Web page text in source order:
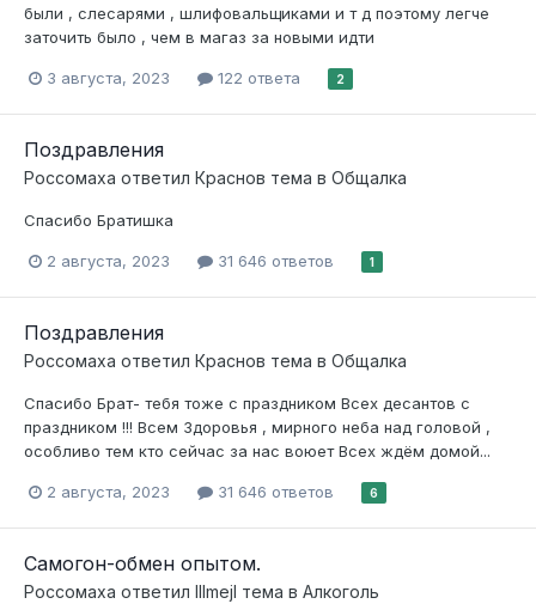
были , слесарями , шлифовальщиками и т д поэтому легче
заточить было , чем в магаз за новыми идти
3 августа, 2023 122 ответа 2
Поздравления
Россомаха ответил Краснов тема в Общалка
Спасибо Братишка
2 августа, 2023 31 646 ответов 1
Поздравления
Россомаха ответил Краснов тема в Общалка
Спасибо Брат- тебя тоже с праздником Всех десантов с
праздником !!! Всем Здоровья , мирного неба над головой ,
особливо тем кто сейчас за нас воюет Всех ждём домой...
2 августа, 2023 31 646 ответов 6
Самогон-обмен опытом.
Россомаха ответил lllmejl тема в Алкоголь